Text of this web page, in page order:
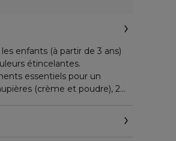
enfants (à partir de 3 ans)
étincelantes.
essentiels pour un
(crème et poudre), 2